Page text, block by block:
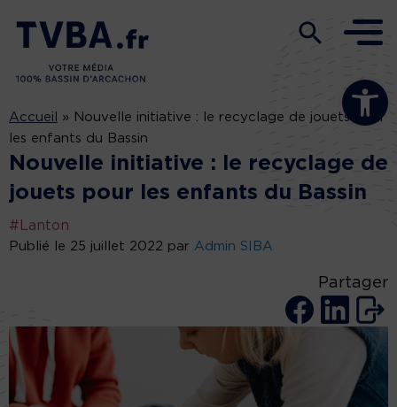
Ouvrir la
Accueil » Nouvelle initiative : le recyclage de jouets pour
les enfants du Bassin
Nouvelle initiative : le recyclage de
jouets pour les enfants du Bassin
#Lanton
Publié le 25 juillet 2022 par Admin SIBA
Partager